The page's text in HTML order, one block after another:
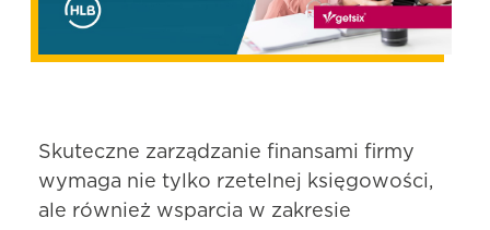
Skuteczne zarządzanie finansami firmy
wymaga nie tylko rzetelnej księgowości,
ale również wsparcia w zakresie